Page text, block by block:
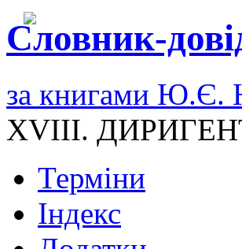
Словник-
за книгами Ю.Є.
XVIII.
Терміни
Індекс